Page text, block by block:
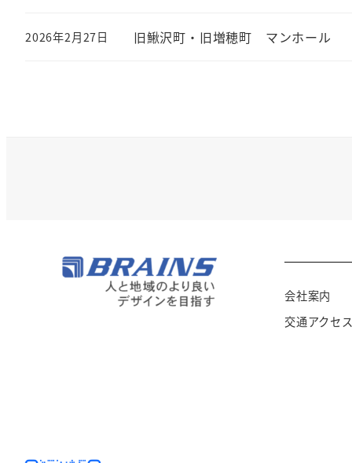
旧鰍沢町・旧増穂町 マンホール
2026年2月27日
会社案内
交通アクセ